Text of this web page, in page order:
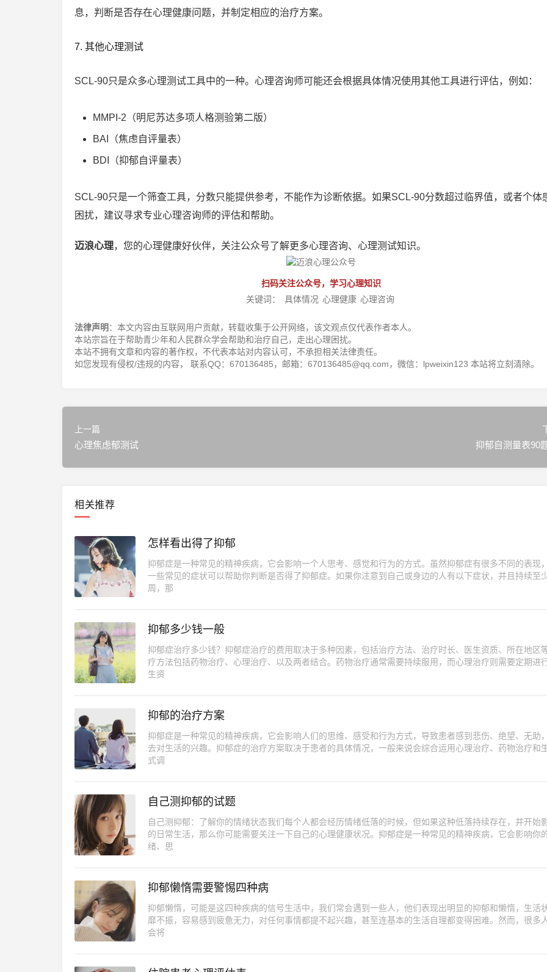
息，判断是否存在心理健康问题，并制定相应的治疗方案。
7. 其他心理测试
SCL-90只是众多心理测试工具中的一种。心理咨询师可能还会根据具体情况使用其他工具进行评估，例如：
MMPI-2（明尼苏达多项人格测验第二版）
BAI（焦虑自评量表）
BDI（抑郁自评量表）
SCL-90只是一个筛查工具，分数只能提供参考，不能作为诊断依据。如果SCL-90分数超过临界值，或者个体
困扰，建议寻求专业心理咨询师的评估和帮助。
迈浪心理，您的心理健康好伙伴，关注公众号了解更多心理咨询、心理测试知识。
扫码关注公众号，学习心理知识
关键词：
具体情况 心理健康 心理咨询
法律声明 ：本文内容由互联网用户贡献，转载收集于公开网络，该文观点仅代表作者本人。
本站宗旨在于帮助青少年和人民群众学会帮助和治疗自己，走出心理困扰。
本站不拥有文章和内容的著作权，不代表本站对内容认可，不承担相关法律责任。
如您发现有侵权/违规的内容， 联系QQ：670136485，邮箱：670136485@qq.com，微信：lpweixin123 本站将立刻清除。
上一篇
心理焦虑郁测试 抑郁自测量表90
相关推荐
怎样看出得了抑郁
抑郁症是一种常见的精神疾病，它会影响一个人思考、感觉和行为的方式。虽然抑郁症有很多不同的表现
一些常见的症状可以帮助你判断是否得了抑郁症。如果你注意到自己或身边的人有以下症状，并且持续至
周，那
抑郁多少钱一般
抑郁症治疗多少钱？抑郁症治疗的费用取决于多种因素，包括治疗方法、治疗时长、医生资质、所在地区
疗方法包括药物治疗、心理治疗、以及两者结合。药物治疗通常需要持续服用，而心理治疗则需要定期进
生资
抑郁的治疗方案
抑郁症是一种常见的精神疾病，它会影响人们的思维、感受和行为方式，导致患者感到悲伤、绝望、无助
去对生活的兴趣。抑郁症的治疗方案取决于患者的具体情况，一般来说会综合运用心理治疗、药物治疗和
式调
自己测抑郁的试题
自己测抑郁：了解你的情绪状态我们每个人都会经历情绪低落的时候，但如果这种低落持续存在，并开始
的日常生活，那么你可能需要关注一下自己的心理健康状况。抑郁症是一种常见的精神疾病，它会影响你
绪、思
抑郁懒惰需要警惕四种病
抑郁懒惰，可能是这四种疾病的信号生活中，我们常会遇到一些人，他们表现出明显的抑郁和懒惰，生活
靡不振，容易感到疲惫无力，对任何事情都提不起兴趣，甚至连基本的生活自理都变得困难。然而，很多
会将